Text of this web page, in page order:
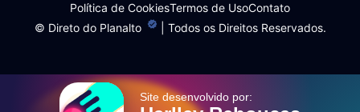
© Direto do Planalto | Todos os Direitos Reservados.
Política de CookiesTermos de UsoContato
Site desenvolvido por: